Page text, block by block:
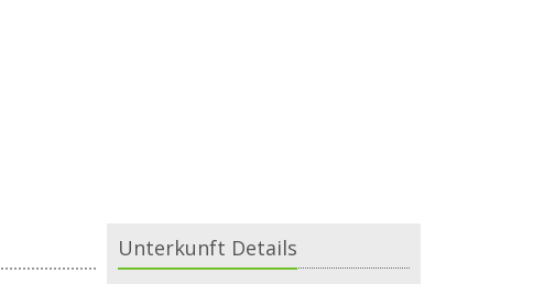
Unterkunft Details